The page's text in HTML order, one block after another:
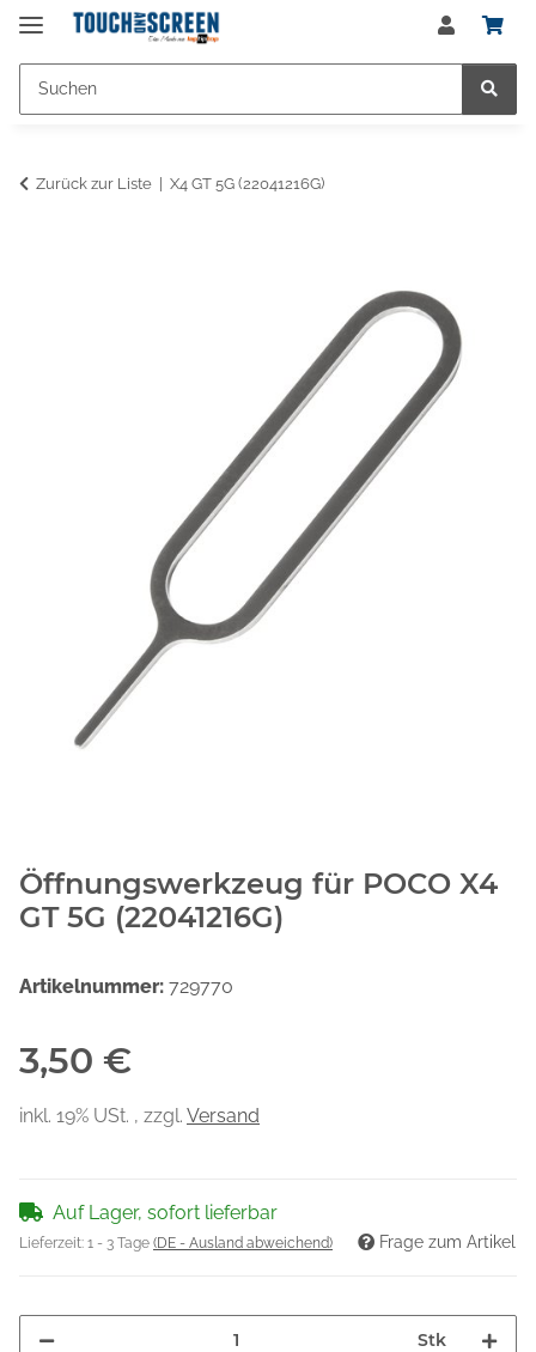
Zurück zur Liste X4 GT 5G (22041216G)
Öffnungswerkzeug für POCO X4
GT 5G (22041216G)
Artikelnummer: 729770
3,50 €
inkl. 19% USt. , zzgl. Versand
Auf Lager, sofort lieferbar
Lieferzeit: 1 - 3 Tage (DE - Ausland abweichend) Frage zum Artikel
Stk